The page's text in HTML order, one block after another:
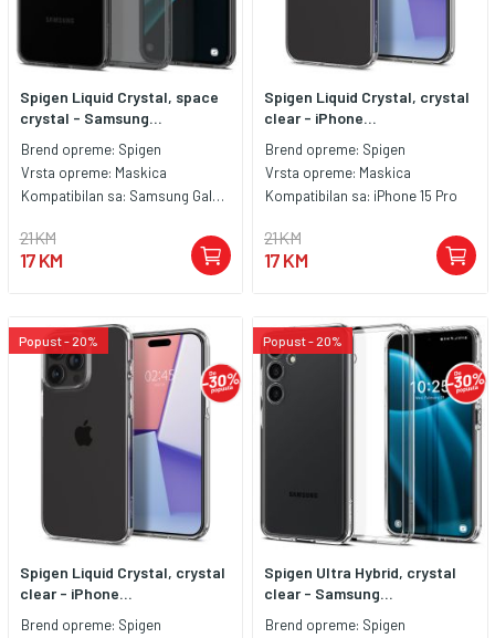
Spigen Liquid Crystal, space
crystal - Samsung...
Brend opreme: Spigen
Vrsta opreme: Maskica
Kompatibilan sa: Samsung Galaxy S24+
21 KM
17 KM
Spigen Liquid Crystal, crystal
clear - iPhone...
Brend opreme: Spigen
Vrsta opreme: Maskica
Kompatibilan sa: iPhone 15 Pro
21 KM
17 KM
Popust - 20%
Spigen Liquid Crystal, crystal
clear - iPhone...
Brend opreme: Spigen
Popust - 20%
Spigen Ultra Hybrid, crystal
clear - Samsung...
Brend opreme: Spigen